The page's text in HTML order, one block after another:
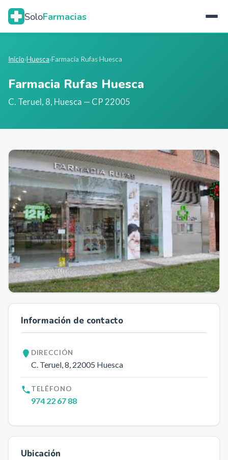
SoloFarmacias
Inicio›Huesca›Farmacia Rufas Huesca
Farmacia Rufas Huesca
C. Teruel, 8, Huesca — CP 22005
Información de contacto
DIRECCIÓN
C. Teruel, 8, 22005 Huesca
TELÉFONO
974 22 67 88
Ubicación